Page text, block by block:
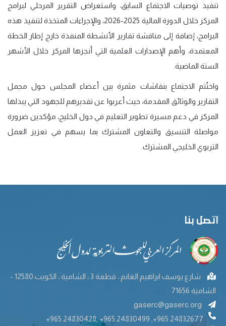
تنفيذ توصيات الاجتماع السابق، واستعراض التقرير المرحلي لبرامج
المركز خلال الدورة المالية 2025-2026، والإجراءات المتخذة لتنفيذ هذه
البرامج، إضافة إلى مناقشة تقارير الأنشطة المنفذة خارج إطار الخطة
المعتمدة، وأهم الإصدارات العلمية التي أنجزها المركز خلال الأشهر
الستة الماضية.
واختُتم الاجتماع بنقاشات مثمرة بين أعضاء المجلس حول مجمل
التقارير والوثائق المقدمة، حيث أعربوا عن تقديرهم للجهود التي يبذلها
المركز في دعم مسيرة تطوير التعليم في دول الخليج، مؤكدين ضرورة
مواصلة التنسيق والتعاون المشترك بما يسهم في تعزيز العمل
التربوي الخليجي المشترك.
اتصل بنا
شارع يوسف ابراهيم الغانم ، قطعة 3 ، الشامية ، الكويت 12580 -
الشامية 71656
gaserc@gaserc.org
+965 24830428, +965 24830499 ,+965 24832677